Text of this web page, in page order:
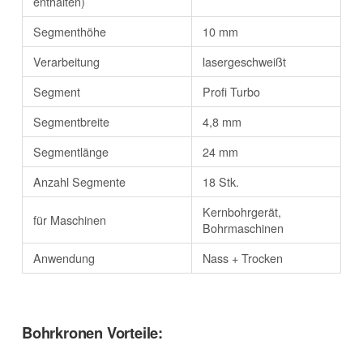
Segmenthöhe
10 mm
Verarbeitung
lasergeschweißt
Segment
Profi Turbo
Segmentbreite
4,8 mm
Segmentlänge
24 mm
Anzahl Segmente
18 Stk.
für Maschinen
Kernbohrgerät,
Bohrmaschinen
Anwendung
Nass + Trocken
Bohrkronen Vorteile: